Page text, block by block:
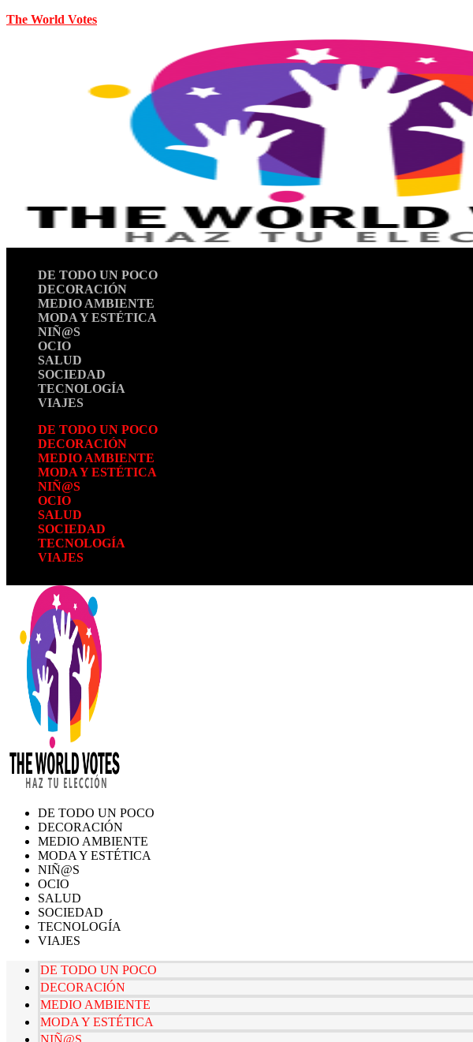
The World Votes
DE TODO UN POCO
DECORACIÓN
MEDIO AMBIENTE
MODA Y ESTÉTICA
NIÑ@S
OCIO
SALUD
SOCIEDAD
TECNOLOGÍA
VIAJES
DE TODO UN POCO
DECORACIÓN
MEDIO AMBIENTE
MODA Y ESTÉTICA
NIÑ@S
OCIO
SALUD
SOCIEDAD
TECNOLOGÍA
VIAJES
DE TODO UN POCO
DECORACIÓN
MEDIO AMBIENTE
MODA Y ESTÉTICA
NIÑ@S
OCIO
SALUD
SOCIEDAD
TECNOLOGÍA
VIAJES
DE TODO UN POCO
DECORACIÓN
MEDIO AMBIENTE
MODA Y ESTÉTICA
NIÑ@S